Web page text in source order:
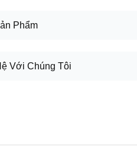
Phẩm
Với Chúng Tôi